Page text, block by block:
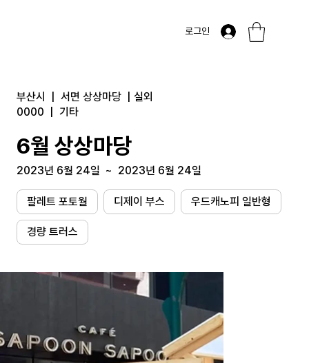
로그인
부산시 서면 상상마당
실외
0000
기타
6월 상상마당
2023년 6월 24일 ~ 2023년 6월 24일
팔레트 포토월 디제이 부스 우드캐노피 일반형
경량 트러스